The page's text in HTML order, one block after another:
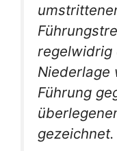
regelwidrig
Niederlage
Führung
gezeichnet.